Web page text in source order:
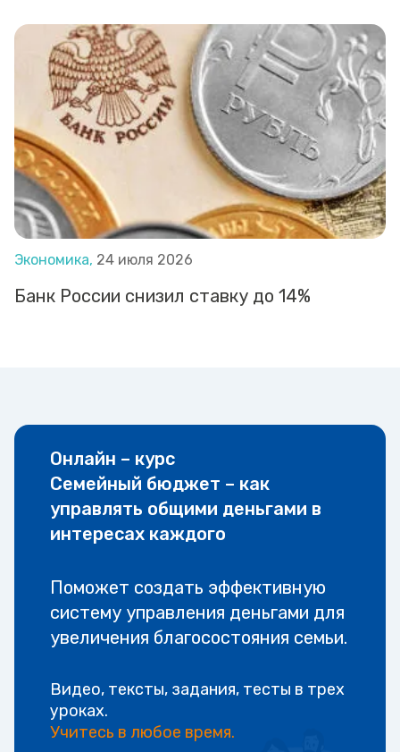
Экономика, 24 июля 2026
Банк России снизил ставку до 14%
Онлайн – курс
Семейный бюджет – как
управлять общими деньгами в
интересах каждого
Поможет создать эффективную
систему управления деньгами для
увеличения благосостояния семьи.
Видео, тексты, задания, тесты в трех
уроках.
Учитесь в любое время.